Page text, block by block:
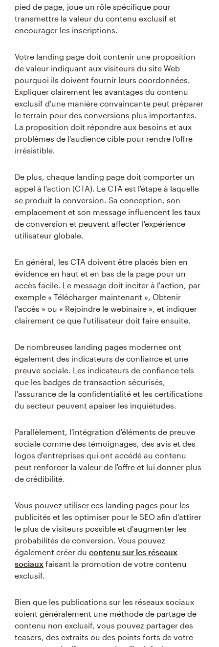
pied de page, joue un rôle spécifique pour
transmettre la valeur du contenu exclusif et
encourager les inscriptions.
Votre landing page doit contenir une proposition
de valeur indiquant aux visiteurs du site Web
pourquoi ils doivent fournir leurs coordonnées.
Expliquer clairement les avantages du contenu
exclusif d'une manière convaincante peut préparer
le terrain pour des conversions plus importantes.
La proposition doit répondre aux besoins et aux
problèmes de l'audience cible pour rendre l'offre
irrésistible.
De plus, chaque landing page doit comporter un
appel à l'action (CTA). Le CTA est l'étape à laquelle
se produit la conversion. Sa conception, son
emplacement et son message influencent les taux
de conversion et peuvent affecter l'expérience
utilisateur globale.
En général, les CTA doivent être placés bien en
évidence en haut et en bas de la page pour un
accès facile. Le message doit inciter à l'action, par
exemple « Télécharger maintenant », Obtenir
l'accès » ou « Rejoindre le webinaire », et indiquer
clairement ce que l'utilisateur doit faire ensuite.
De nombreuses landing pages modernes ont
également des indicateurs de confiance et une
preuve sociale. Les indicateurs de confiance tels
que les badges de transaction sécurisés,
l'assurance de la confidentialité et les certifications
du secteur peuvent apaiser les inquiétudes.
Parallèlement, l'intégration d'éléments de preuve
sociale comme des témoignages, des avis et des
logos d'entreprises qui ont accédé au contenu
peut renforcer la valeur de l'offre et lui donner plus
de crédibilité.
Vous pouvez utiliser ces landing pages pour les
publicités et les optimiser pour le SEO afin d'attirer
le plus de visiteurs possible et d'augmenter les
probabilités de conversion. Vous pouvez
également créer du contenu sur les réseaux
sociaux faisant la promotion de votre contenu
exclusif.
Bien que les publications sur les réseaux sociaux
soient généralement une méthode de partage de
contenu non exclusif, vous pouvez partager des
teasers, des extraits ou des points forts de votre